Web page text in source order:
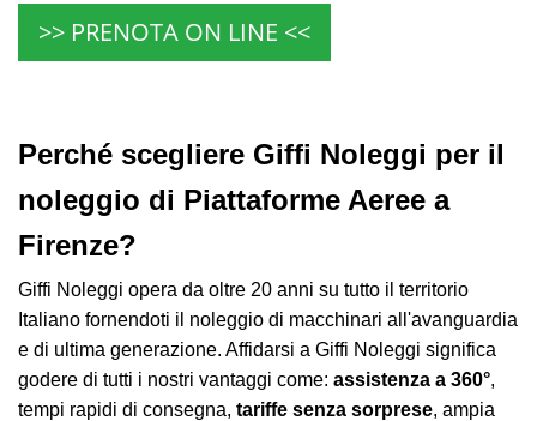
>> PRENOTA ON LINE <<
Perché scegliere Giffi Noleggi per il
noleggio di Piattaforme Aeree a
Firenze?
Giffi Noleggi opera da oltre 20 anni su tutto il territorio
Italiano fornendoti il noleggio di macchinari all'avanguardia
e di ultima generazione. Affidarsi a Giffi Noleggi significa
godere di tutti i nostri vantaggi come: assistenza a 360°,
tempi rapidi di consegna, tariffe senza sorprese, ampia